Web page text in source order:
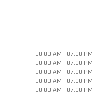
10:00 AM - 07:00 PM
10:00 AM - 07:00 PM
10:00 AM - 07:00 PM
10:00 AM - 07:00 PM
10:00 AM - 07:00 PM